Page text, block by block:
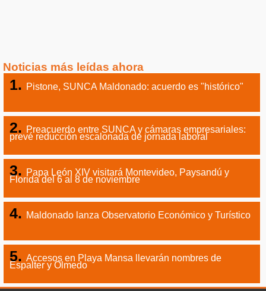
Noticias más leídas ahora
Pistone, SUNCA Maldonado: acuerdo es "histórico"
Preacuerdo entre SUNCA y cámaras empresariales:
prevé reducción escalonada de jornada laboral
Papa León XIV visitará Montevideo, Paysandú y
Florida del 6 al 8 de noviembre
Maldonado lanza Observatorio Económico y Turístico
Accesos en Playa Mansa llevarán nombres de
Espalter y Olmedo